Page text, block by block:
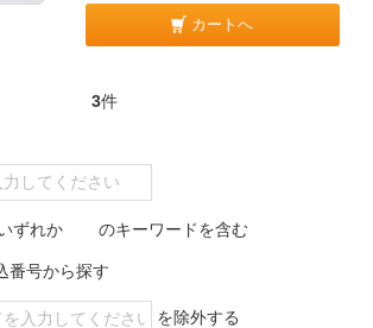
カートへ
3件
ずれか のキーワードを含む
番号から探す
を除外する